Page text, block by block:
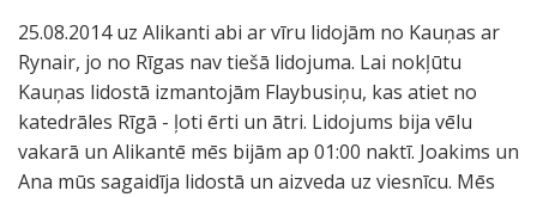
25.08.2014 uz Alikanti abi ar vīru lidojām no Kauņas ar
Rynair, jo no Rīgas nav tiešā lidojuma. Lai nokļūtu
Kauņas lidostā izmantojām Flaybusiņu, kas atiet no
katedrāles Rīgā - ļoti ērti un ātri. Lidojums bija vēlu
vakarā un Alikantē mēs bijām ap 01:00 naktī. Joakims un
Ana mūs sagaidīja lidostā un aizveda uz viesnīcu. Mēs